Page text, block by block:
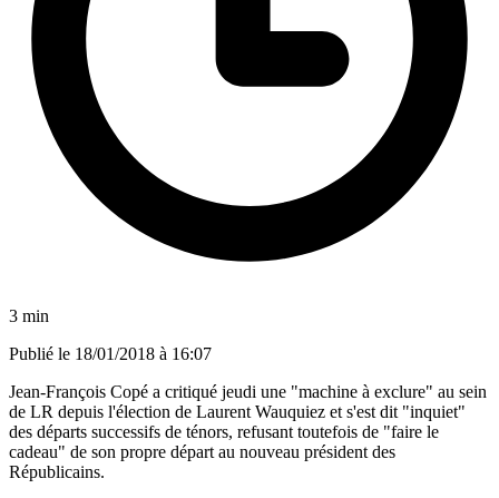
3 min
Publié le 18/01/2018 à 16:07
Jean-François Copé a critiqué jeudi une "machine à exclure" au sein
de LR depuis l'élection de Laurent Wauquiez et s'est dit "inquiet"
des départs successifs de ténors, refusant toutefois de "faire le
cadeau" de son propre départ au nouveau président des
Républicains.